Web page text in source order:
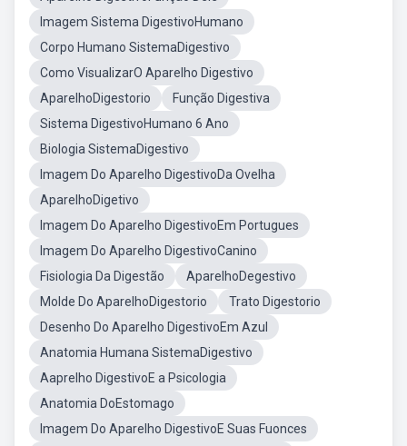
Imagem Sistema DigestivoHumano
Corpo Humano SistemaDigestivo
Como VisualizarO Aparelho Digestivo
AparelhoDigestorio
Função Digestiva
Sistema DigestivoHumano 6 Ano
Biologia SistemaDigestivo
Imagem Do Aparelho DigestivoDa Ovelha
AparelhoDigetivo
Imagem Do Aparelho DigestivoEm Portugues
Imagem Do Aparelho DigestivoCanino
Fisiologia Da Digestão
AparelhoDegestivo
Molde Do AparelhoDigestorio
Trato Digestorio
Desenho Do Aparelho DigestivoEm Azul
Anatomia Humana SistemaDigestivo
Aaprelho DigestivoE a Psicologia
Anatomia DoEstomago
Imagem Do Aparelho DigestivoE Suas Fuonces